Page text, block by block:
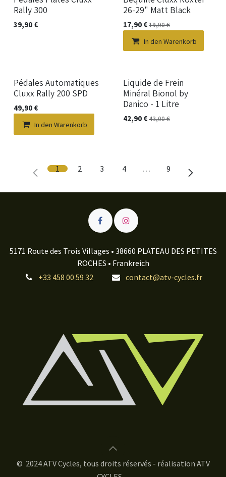
Rally 300
39,90 €
26-29" Matt Black
17,90€19,90€
In den Warenkorb
Pédales Automatiques
Cluxx Rally 200 SPD
49,90 €
In den Warenkorb
Liquide de Frein
Minéral Bionol by
Danico - 1 Litre
42,90€43,00€
1 2 3 4 … 9
5171 Route des Trois Villages • 38660 PLATEAU DES PETITES
ROCHES • Frankreich
+33 458 00 59 32
contact@atv-cycles.fr
© 2024 ATV Cycles, tous droits réservés - réalisation ATV